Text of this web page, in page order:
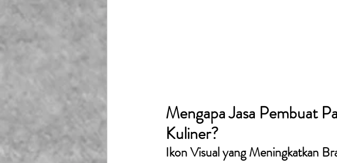
Mengapa Jasa Pembuat
Kuliner?
Ikon Visual yang Meningkatkan